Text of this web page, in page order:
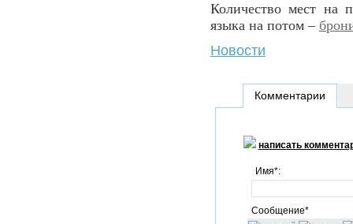
Количество мест на
языка на потом –
Новости
Комментарии
написать
Имя*:
Сообщение*